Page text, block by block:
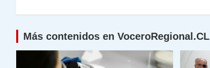
Más contenidos en VoceroRegional.CL